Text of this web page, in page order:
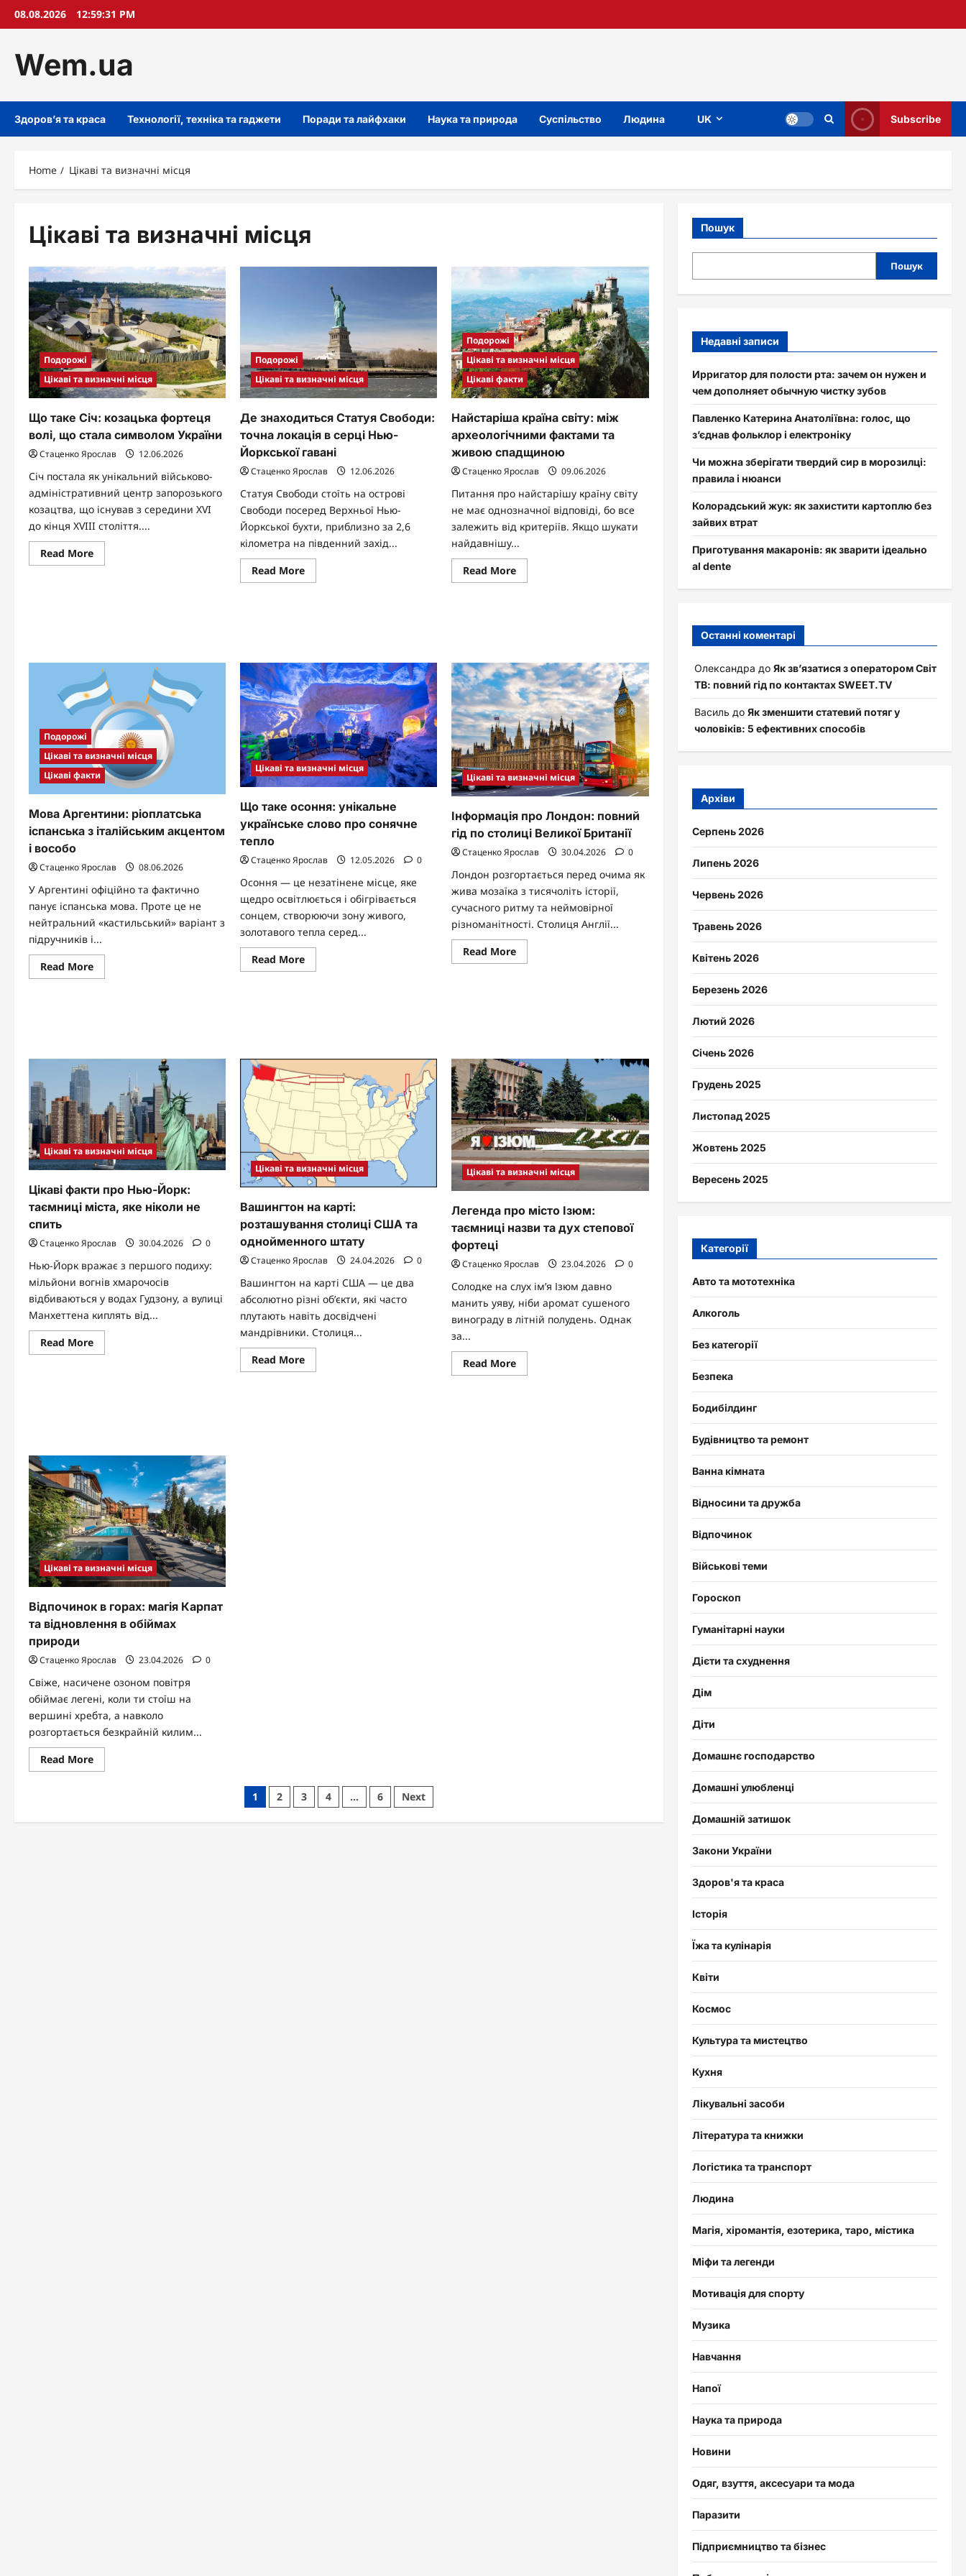
Skip08.08.2026 12:59:32 PM
Wem.ua
Здоров’я та краса Технології, техніка та гаджети Поради та лайфхаки Наука та природа Суспільство Людина UK Subscribe
Home Цікаві та визначні місця
Цікаві та визначні місця
Подорожі
Цікаві та визначні місця
Що таке Січ: козацька фортеця
волі, що стала символом України
Стаценко Ярослав 12.06.2026
Січ постала як унікальний військово-
адміністративний центр запорозького
козацтва, що існував з середини XVI
до кінця XVIII століття....
Read MoreRead
more
символом
України
Подорожі
Цікаві та визначні місця
Де знаходиться Статуя Свободи:
точна локація в серці Нью-
Йоркської гавані
Стаценко Ярослав 12.06.2026
Статуя Свободи стоїть на острові
Свободи посеред Верхньої Нью-
Йоркської бухти, приблизно за 2,6
кілометра на південний захід...
Read MoreRead
more
в
серці
Нью-
Йоркської
гавані
Подорожі
Цікаві та визначні місця
Цікаві факти
Найстаріша країна світу: між
археологічними фактами та
живою спадщиною
Стаценко Ярослав 09.06.2026
Питання про найстарішу країну світу
не має однозначної відповіді, бо все
залежить від критеріїв. Якщо шукати
найдавнішу...
Read MoreRead
more
та
живою
спадщиною
Подорожі
Цікаві та визначні місця
Цікаві факти
Мова Аргентини: ріоплатська
іспанська з італійським акцентом
і вособо
Стаценко Ярослав 08.06.2026
У Аргентині офіційно та фактично
панує іспанська мова. Проте це не
нейтральний «кастильський» варіант з
підручників і...
Read MoreRead
more
акцентом
Цікаві та визначні місця
Що таке осоння: унікальне
українське слово про сонячне
тепло
Стаценко Ярослав 12.05.2026 0
Осоння — це незатінене місце, яке
щедро освітлюється і обігрівається
сонцем, створюючи зону живого,
золотавого тепла серед...
Read MoreRead
more
сонячне
тепло
Цікаві та визначні місця
Інформація про Лондон: повний
гід по столиці Великої Британії
Стаценко Ярослав 30.04.2026 0
Лондон розгортається перед очима як
жива мозаїка з тисячоліть історії,
сучасного ритму та неймовірної
різноманітності. Столиця Англії...
Read MoreRead
more
Британії
Цікаві та визначні місця
Цікаві факти про Нью-Йорк:
таємниці міста, яке ніколи не
спить
Стаценко Ярослав 30.04.2026 0
Нью-Йорк вражає з першого подиху:
мільйони вогнів хмарочосів
відбиваються у водах Гудзону, а вулиці
Манхеттена киплять від...
Read MoreRead
more
спить
Цікаві та визначні місця
Вашингтон на карті:
розташування столиці США та
однойменного штату
Стаценко Ярослав 24.04.2026 0
Вашингтон на карті США — це два
абсолютно різні об’єкти, які часто
плутають навіть досвідчені
мандрівники. Столиця...
Read MoreRead
more
Цікаві та визначні місця
Легенда про місто Ізюм:
таємниці назви та дух степової
фортеці
Стаценко Ярослав 23.04.2026 0
Солодке на слух ім’я Ізюм давно
манить уяву, ніби аромат сушеного
винограду в літній полудень. Однак
за...
Read MoreRead
more
Цікаві та визначні місця
Відпочинок в горах: магія Карпат
та відновлення в обіймах
природи
Стаценко Ярослав 23.04.2026 0
Свіже, насичене озоном повітря
обіймає легені, коли ти стоїш на
вершині хребта, а навколо
розгортається безкрайній килим...
Read MoreRead
more
магія
Пагінація
записів
1 2 3 4 … 6 Next
Пошук
Пошук
Недавні записи
Ирригатор для полости рта: зачем он нужен и
чем дополняет обычную чистку зубов
Павленко Катерина Анатоліївна: голос, що
з’єднав фольклор і електроніку
Чи можна зберігати твердий сир в морозилці:
правила і нюанси
Колорадський жук: як захистити картоплю без
зайвих втрат
Приготування макаронів: як зварити ідеально
al dente
Останні коментарі
Олександра до Як зв’язатися з оператором Світ
ТВ: повний гід по контактах SWEET.TV
Василь до Як зменшити статевий потяг у
чоловіків: 5 ефективних способів
Архіви
Серпень 2026
Липень 2026
Червень 2026
Травень 2026
Квітень 2026
Березень 2026
Лютий 2026
Січень 2026
Грудень 2025
Листопад 2025
Жовтень 2025
Вересень 2025
Категорії
Авто та мототехніка
Алкоголь
Без категорії
Безпека
Бодибілдинг
Будівництво та ремонт
Ванна кімната
Відносини та дружба
Відпочинок
Військові теми
Гороскоп
Гуманітарні науки
Дієти та схуднення
Дім
Діти
Домашнє господарство
Домашні улюбленці
Домашній затишок
Закони України
Здоров'я та краса
Історія
Їжа та кулінарія
Квіти
Космос
Культура та мистецтво
Кухня
Лікувальні засоби
Література та книжки
Логістика та транспорт
Людина
Магія, хіромантія, езотерика, таро, містика
Міфи та легенди
Мотивація для спорту
Музика
Навчання
Напої
Наука та природа
Новини
Одяг, взуття, аксесуари та мода
Паразити
Підприємництво та бізнес